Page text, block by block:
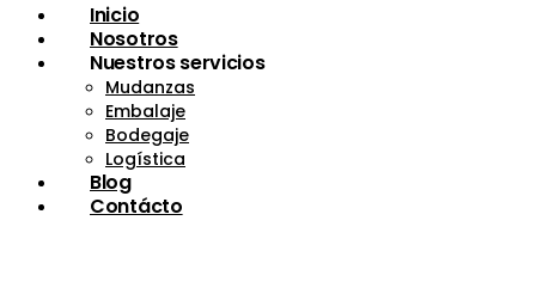
Inicio
Nosotros
Nuestros servicios
Mudanzas
Embalaje
Bodegaje
Logística
Blog
Contácto